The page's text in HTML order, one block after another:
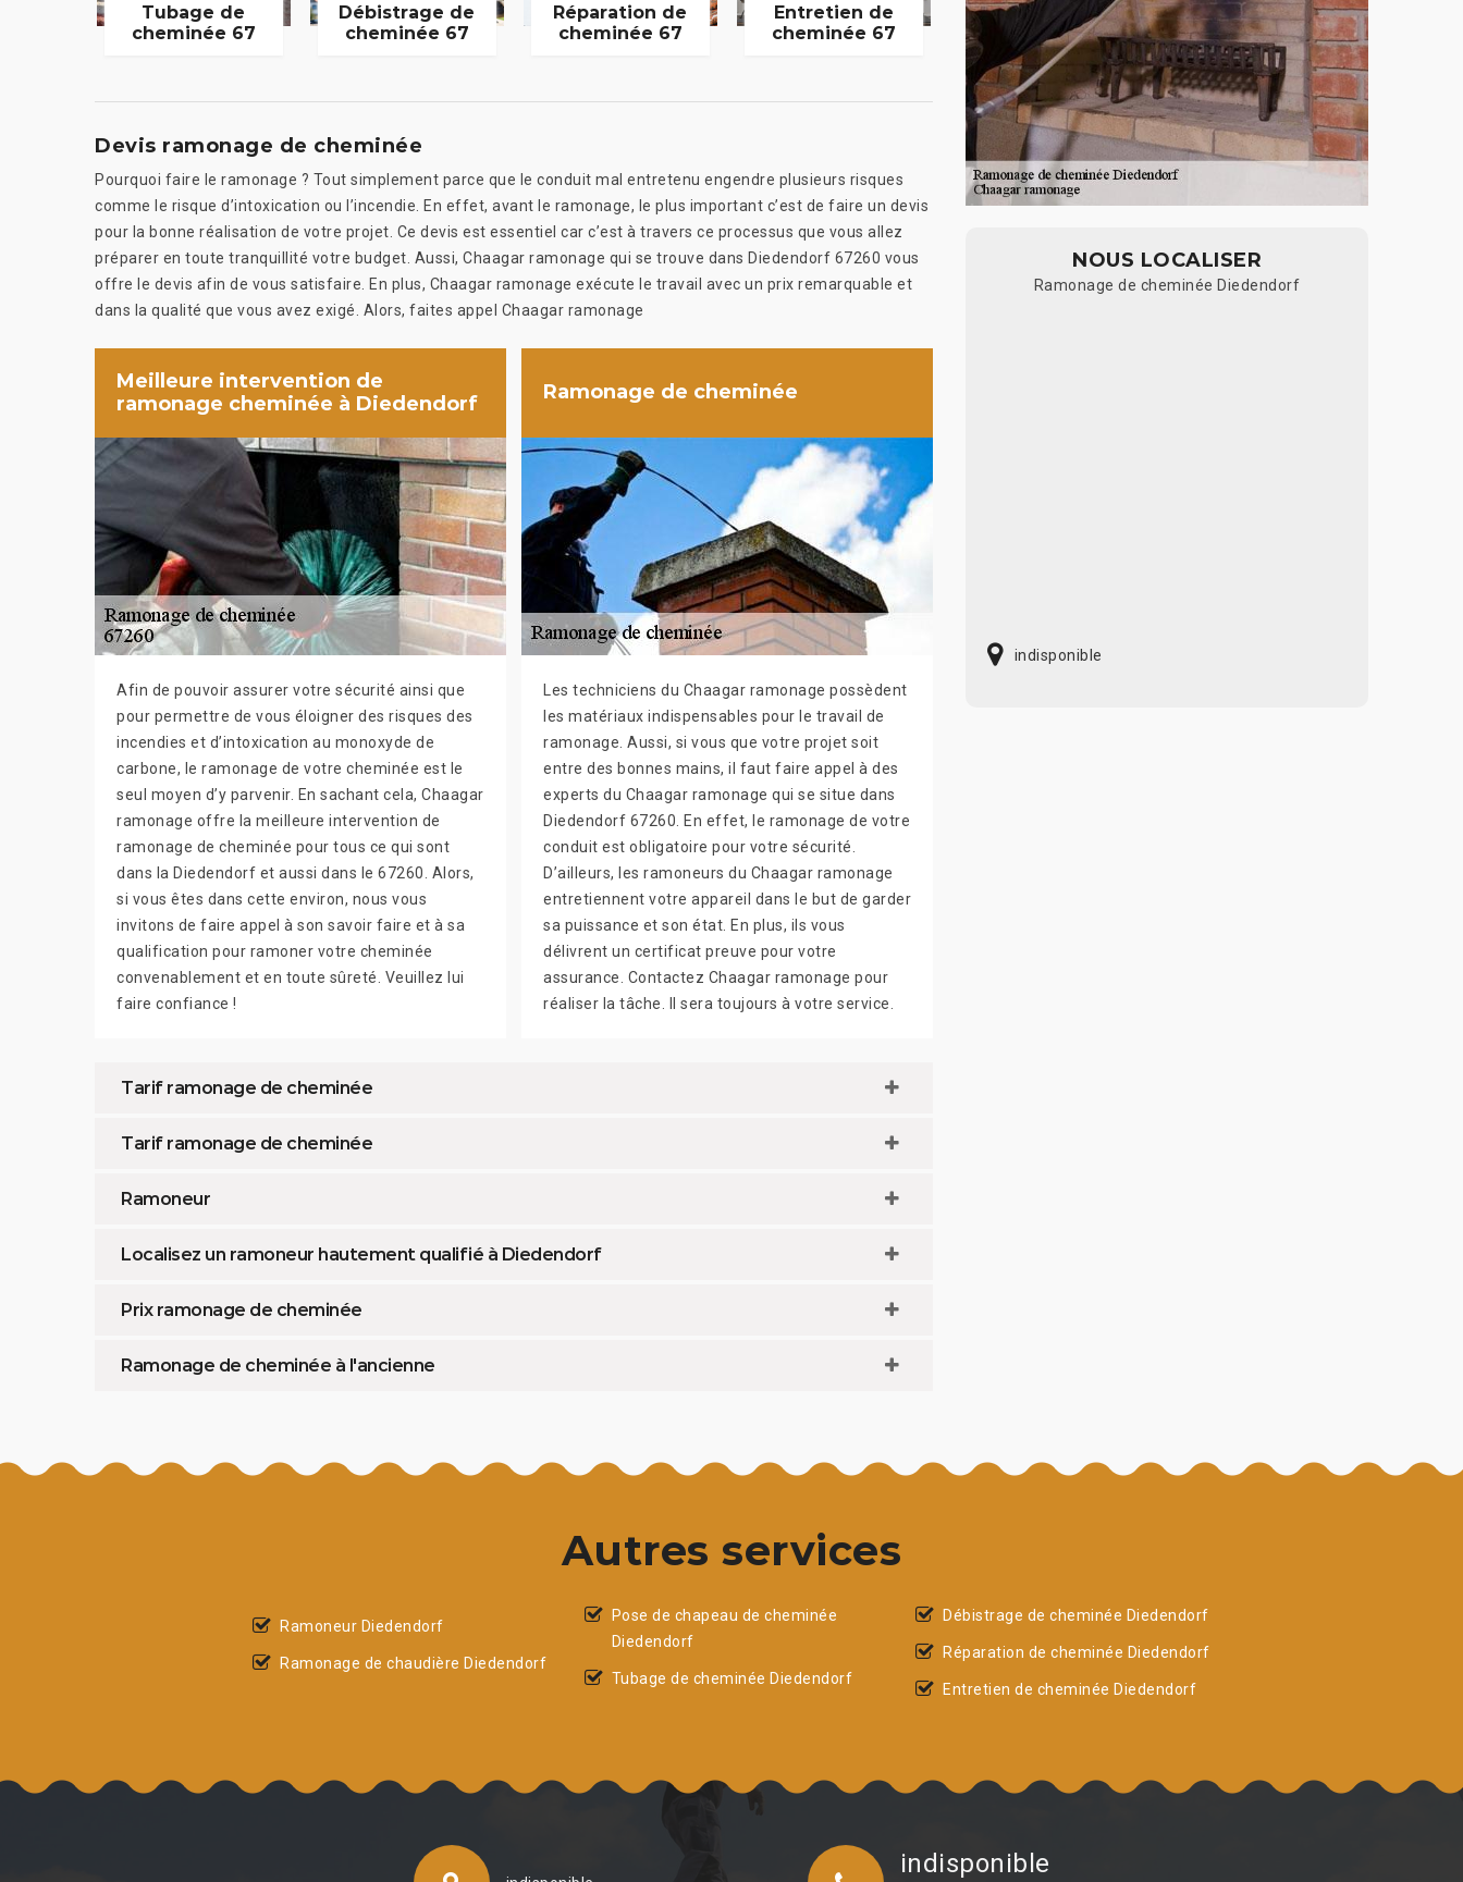
Tubage de
cheminée 67
Débistrage de
cheminée 67
Réparation de
cheminée 67
Entretien de
cheminée 67
Devis ramonage de cheminée
Pourquoi faire le ramonage ? Tout simplement parce que le conduit mal entretenu engendre plusieurs risques
comme le risque d’intoxication ou l’incendie. En effet, avant le ramonage, le plus important c’est de faire un devis
pour la bonne réalisation de votre projet. Ce devis est essentiel car c’est à travers ce processus que vous allez
préparer en toute tranquillité votre budget. Aussi, Chaagar ramonage qui se trouve dans Diedendorf 67260 vous
offre le devis afin de vous satisfaire. En plus, Chaagar ramonage exécute le travail avec un prix remarquable et
dans la qualité que vous avez exigé. Alors, faites appel Chaagar ramonage
Meilleure intervention de
ramonage cheminée à Diedendorf
Afin de pouvoir assurer votre sécurité ainsi que
pour permettre de vous éloigner des risques des
incendies et d’intoxication au monoxyde de
carbone, le ramonage de votre cheminée est le
seul moyen d’y parvenir. En sachant cela, Chaagar
ramonage offre la meilleure intervention de
ramonage de cheminée pour tous ce qui sont
dans la Diedendorf et aussi dans le 67260. Alors,
si vous êtes dans cette environ, nous vous
invitons de faire appel à son savoir faire et à sa
qualification pour ramoner votre cheminée
convenablement et en toute sûreté. Veuillez lui
faire confiance !
Ramonage de cheminée
Les techniciens du Chaagar ramonage possèdent
les matériaux indispensables pour le travail de
ramonage. Aussi, si vous que votre projet soit
entre des bonnes mains, il faut faire appel à des
experts du Chaagar ramonage qui se situe dans
Diedendorf 67260. En effet, le ramonage de votre
conduit est obligatoire pour votre sécurité.
D’ailleurs, les ramoneurs du Chaagar ramonage
entretiennent votre appareil dans le but de garder
sa puissance et son état. En plus, ils vous
délivrent un certificat preuve pour votre
assurance. Contactez Chaagar ramonage pour
réaliser la tâche. Il sera toujours à votre service.
Tarif ramonage de cheminée
Tarif ramonage de cheminée
Ramoneur
Localisez un ramoneur hautement qualifié à Diedendorf
Prix ramonage de cheminée
Ramonage de cheminée à l'ancienne
NOUS LOCALISER
Ramonage de cheminée Diedendorf
indisponible
Autres services
Ramoneur Diedendorf
Ramonage de chaudière Diedendorf
Pose de chapeau de cheminée
Diedendorf
Tubage de cheminée Diedendorf
Débistrage de cheminée Diedendorf
Réparation de cheminée Diedendorf
Entretien de cheminée Diedendorf
indisponible